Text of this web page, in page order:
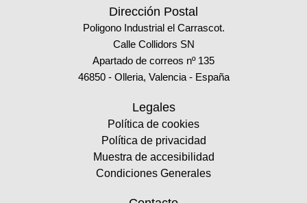
Dirección Postal
Poligono Industrial el Carrascot.
Calle Collidors SN
Apartado de correos nº 135
46850 - Olleria, Valencia - España
Legales
Política de cookies
Política de privacidad
Muestra de accesibilidad
Condiciones Generales